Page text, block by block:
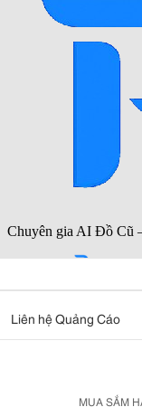
Liên hệ Quảng Cáo
MUA SẮM